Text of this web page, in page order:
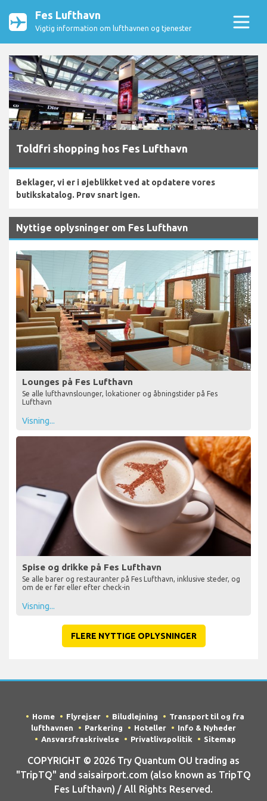
Fes Lufthavn
Vigtig information om lufthavnen og tjenester
Toldfri shopping hos Fes Lufthavn
Beklager, vi er i øjeblikket ved at opdatere vores
butikskatalog. Prøv snart igen.
Nyttige oplysninger om Fes Lufthavn
Lounges på Fes Lufthavn
Se alle lufthavnslounger, lokationer og åbningstider på Fes
Lufthavn
Visning...
Spise og drikke på Fes Lufthavn
Se alle barer og restauranter på Fes Lufthavn, inklusive steder, og
om de er før eller efter check-in
Visning...
FLERE NYTTIGE OPLYSNINGER
Home Flyrejser Biludlejning
Transport til og fra
lufthavnen
Parkering Hoteller
Info & Nyheder
Ansvarsfraskrivelse
Privatlivspolitik Sitemap
COPYRIGHT © 2026 Try Quantum OU trading as
"TripTQ" and saisairport.com (also known as TripTQ
Fes Lufthavn) / All Rights Reserved.